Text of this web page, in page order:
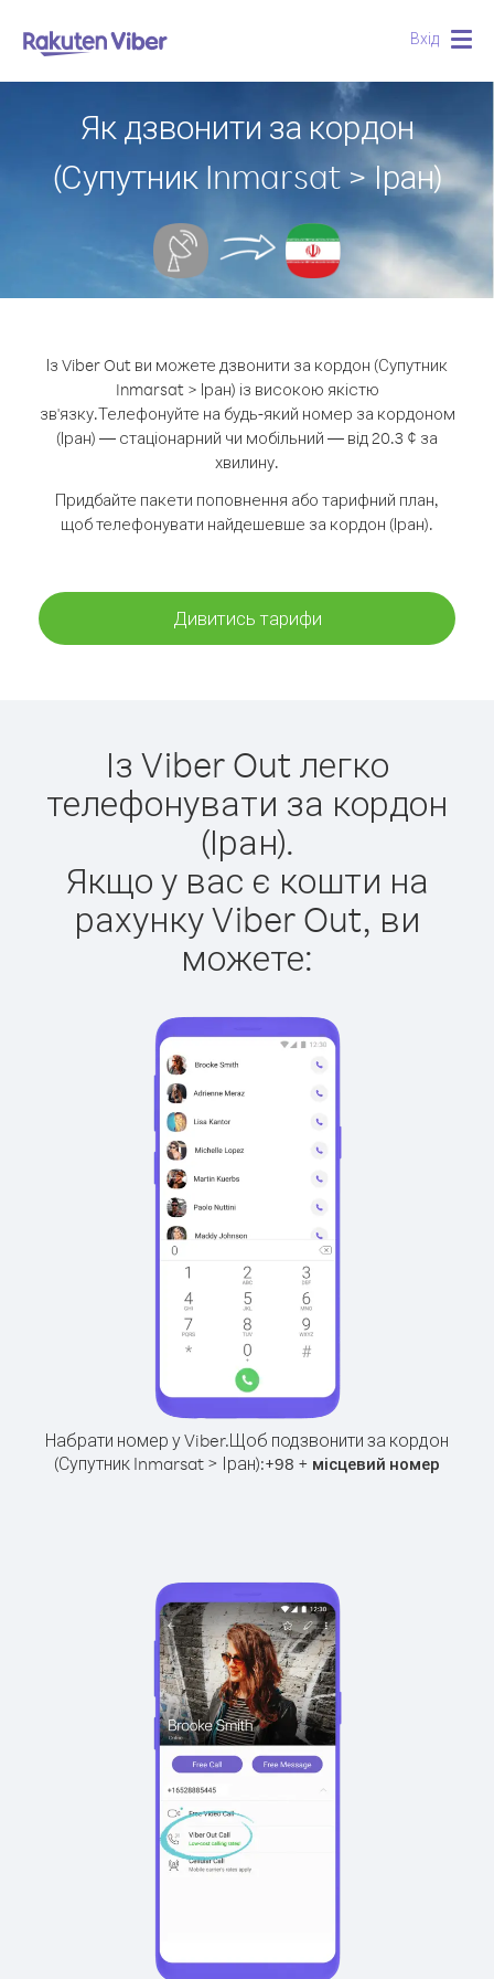
Вхід
Як дзвонити за кордон
(Супутник Inmarsat > Іран)
Із Viber Out ви можете дзвонити за кордон (Супутник
Inmarsat > Іран) із високою якістю
зв'язку.Телефонуйте на будь-який номер за кордоном
(Іран) — стаціонарний чи мобільний — від 20.3 ¢ за
хвилину.
Придбайте пакети поповнення або тарифний план,
щоб телефонувати найдешевше за кордон (Іран).
Дивитись тарифи
Із Viber Out легко
телефонувати за кордон
(Іран).
Якщо у вас є кошти на
рахунку Viber Out, ви
можете:
Набрати номер у Viber.Щоб подзвонити за кордон
(Супутник Inmarsat > Іран):+98 + місцевий номер